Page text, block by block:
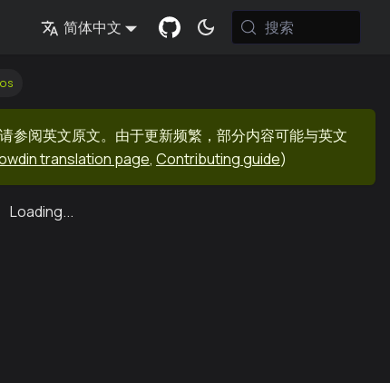
简体中文 搜索
参阅英文原文。由于更新频繁，部分内容可能与英文
translation page, Contributing guide)
Loading...